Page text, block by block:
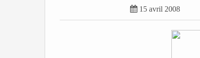
 15 avril 2008